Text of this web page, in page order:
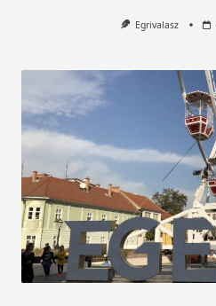
Egrivalasz